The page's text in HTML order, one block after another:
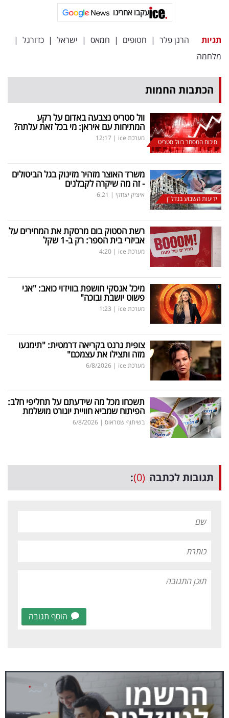
עקבו
אחרינו:
עקבו אחרינו
תגיות הרנן פלר | חטופים | חמאס | ישראל | כדורגל |
מלחמה
הכתבות החמות
סיכום המסחר בוול סטריט
וול סטריט נצבעה באדום על רקע
המתיחות עם איראן: מי בכל זאת עלתה?
מערכת ice |
12:17
ידיעות השבוע בנדל"ן
משרד האוצר מזהיר מזינוק בגל הביטולים
- זה מה שיקרה לקבלנים
איציק יצחקי |
6:21
רשת הסטוק בום מרסקת את המחירים על
אביזרי בית הספר: רק ב-1 שקל
מערכת ice |
4:20
מיכל אנסקי חושפת בווידוי כואב: "אני
פשוט יושבת ובוכה"
מערכת ice |
1:23
צופית גרנט בקריאה דרמטית: "תימנעו
מזה ותצילו את עצמכם"
מערכת ice |
6/8/2026
תשכחו מכל מה שידעתם על תחליפי חלב:
הפיתוח שמביא חוויית יוגורט מושלמת
בשיתוף שטראוס |
6/8/2026
תגובות לכתבה (0)
:
הוסף תגובה